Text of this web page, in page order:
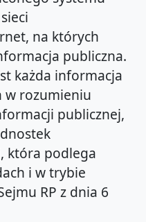
na których
publiczna.
każda informacja
w rozumieniu
publicznej,
która podlega
i w trybie
RP z dnia 6